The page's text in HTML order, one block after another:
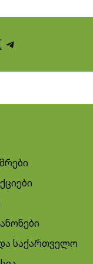
Telegram
საქართველო